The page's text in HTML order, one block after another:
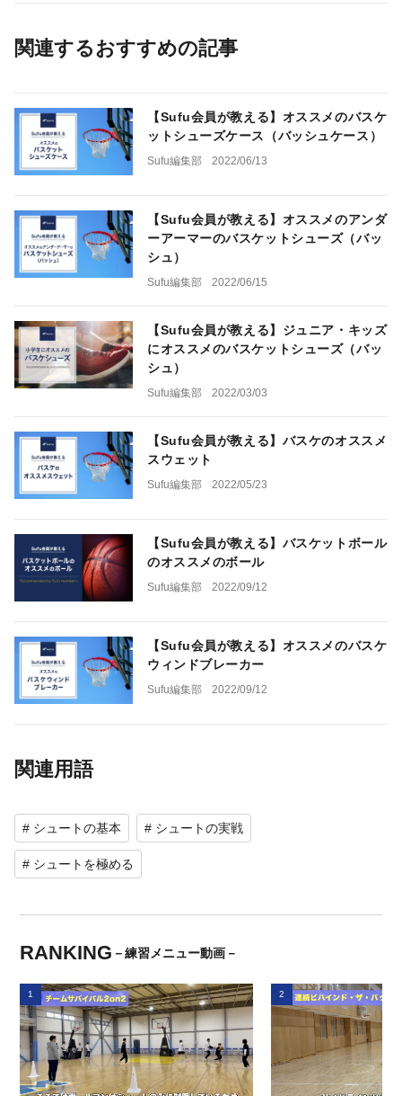
関連するおすすめの記事
【Sufu会員が教える】オススメのバスケ
ットシューズケース（バッシュケース）
Sufu編集部 2022/06/13
【Sufu会員が教える】オススメのアンダ
ーアーマーのバスケットシューズ（バッ
シュ）
Sufu編集部 2022/06/15
【Sufu会員が教える】ジュニア・キッズ
にオススメのバスケットシューズ（バッ
シュ）
Sufu編集部 2022/03/03
【Sufu会員が教える】バスケのオススメ
スウェット
Sufu編集部 2022/05/23
【Sufu会員が教える】バスケットボール
のオススメのボール
Sufu編集部 2022/09/12
【Sufu会員が教える】オススメのバスケ
ウィンドブレーカー
Sufu編集部 2022/09/12
関連用語
# シュートの基本 # シュートの実戦
# シュートを極める
RANKING －練習メニュー動画－
1 2